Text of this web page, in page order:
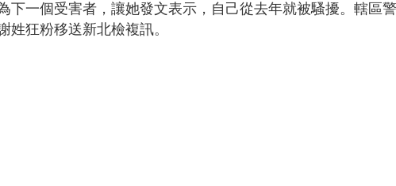
下一個受害者，讓她發文表示，自己從去年就被騷擾。轄區
姓狂粉移送新北檢複訊。